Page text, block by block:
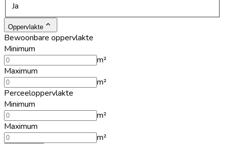
Ja
Oppervlakte
Bewoonbare oppervlakte
Minimum
m²
Maximum
m²
Perceeloppervlakte
Minimum
m²
Maximum
m²